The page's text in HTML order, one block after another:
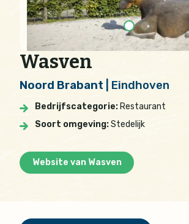
Wasven
Noord Brabant | Eindhoven
Bedrijfscategorie: Restaurant
Soort omgeving:Stedelijk
Website van Wasven